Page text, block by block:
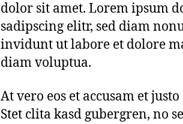
dolor sit amet. Lorem ipsum
sadipscing elitr, sed diam
invidunt ut labore et dolore
diam voluptua.
At vero eos et accusam et
Stet clita kasd gubergren, no